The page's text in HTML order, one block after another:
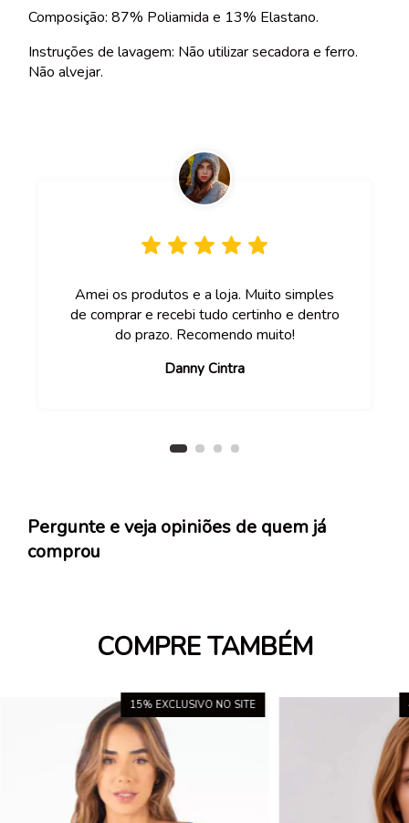
Composição: 87% Poliamida e 13% Elastano.
Instruções de lavagem: Não utilizar secadora e ferro.
Não alvejar.
Amei os produtos e a loja. Muito simples
de comprar e recebi tudo certinho e dentro
do prazo. Recomendo muito!
Danny Cintra
Pergunte e veja opiniões de quem já
comprou
COMPRE TAMBÉM
15% EXCLUSIVO NO SITE